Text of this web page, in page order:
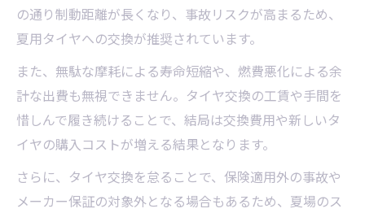
の通り制動距離が長くなり、事故リスクが高まるため、
夏用タイヤへの交換が推奨されています。
また、無駄な摩耗による寿命短縮や、燃費悪化による余
計な出費も無視できません。タイヤ交換の工賃や手間を
惜しんで履き続けることで、結局は交換費用や新しいタ
イヤの購入コストが増える結果となります。
さらに、タイヤ交換を怠ることで、保険適用外の事故や
メーカー保証の対象外となる場合もあるため、夏場のス